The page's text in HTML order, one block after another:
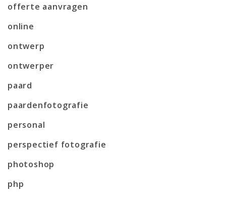
offerte aanvragen
online
ontwerp
ontwerper
paard
paardenfotografie
personal
perspectief fotografie
photoshop
php